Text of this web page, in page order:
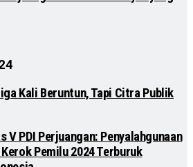
Kali Beruntun, Tapi Citra Publik
V PDI Perjuangan: Penyalahgunaan
Pemilu 2024 Terburuk